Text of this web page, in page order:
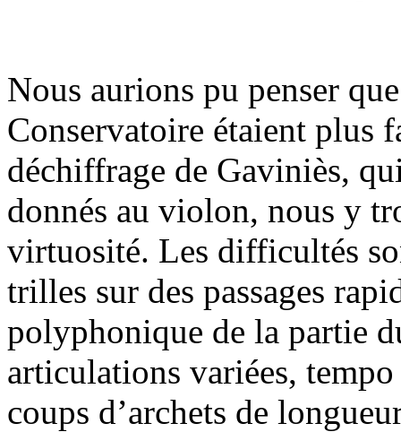
Nous aurions pu penser
Conservatoire étaient plus
déchiffrage de Gaviniès,
donnés au violon, nous y
virtuosité. Les difficultés
trilles sur des passages
polyphonique de la partie
articulations variées,
coups d’archets de